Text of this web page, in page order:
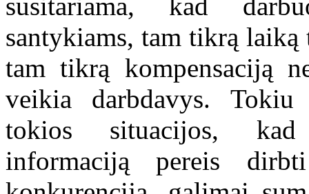
santykiams, tam tikrą
tam tikrą kompensaciją
veikia darbdavys. Tokiu
tokios situacijos, kad
informaciją pereis